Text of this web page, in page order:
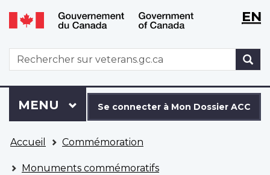
Aller
au
principal
Passer
à
version
HTML
simplifiée
WxT
WxTEN
WxT
Search
form
connecter
à
Dossier
ACC
Se connecter à Mon Dossier ACC
Menu
MENU PRINCIPAL
êtes
ici
Accueil Commémoration
Monuments commémoratifs